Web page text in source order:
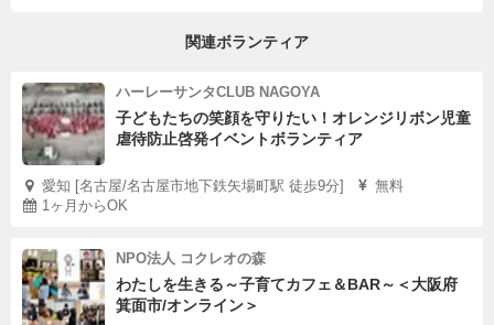
関連ボランティア
ハーレーサンタCLUB NAGOYA
子どもたちの笑顔を守りたい！オレンジリボン児童
虐待防止啓発イベントボランティア
愛知 [名古屋/名古屋市地下鉄矢場町駅 徒歩9分]
無料
1ヶ月からOK
NPO法人 コクレオの森
わたしを生きる～子育てカフェ＆BAR～＜大阪府
箕面市/オンライン＞